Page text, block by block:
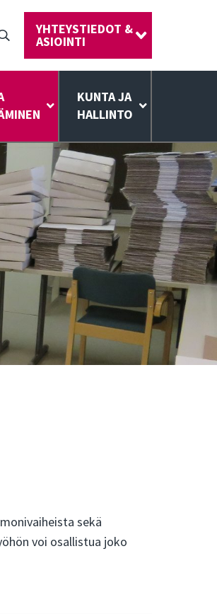
YHTEYSTIEDOT &
ASIOINTI
KUNTA JA
HALLINTO
sekä
voi osallistua joko